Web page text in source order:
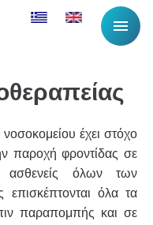
menu
έχει στόχο
παροχή φροντίδας σε
ασθενείς όλων των
επισκέπτονται όλα τα
παραπομπής και σε